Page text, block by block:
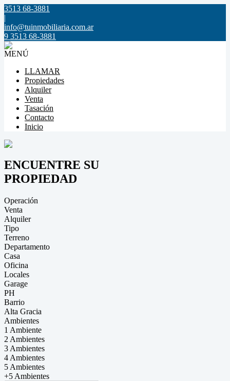
3513 68-3881
|
info@tuinmobiliaria.com.ar
9 3513 68-3881
MENÚ
LLAMAR
Propiedades
Alquiler
Venta
Tasación
Contacto
Inicio
ENCUENTRE SU
PROPIEDAD
Operación
Venta
Alquiler
Tipo
Terreno
Departamento
Casa
Oficina
Locales
Garage
PH
Barrio
Alta Gracia
Ambientes
1 Ambiente
2 Ambientes
3 Ambientes
4 Ambientes
5 Ambientes
+5 Ambientes